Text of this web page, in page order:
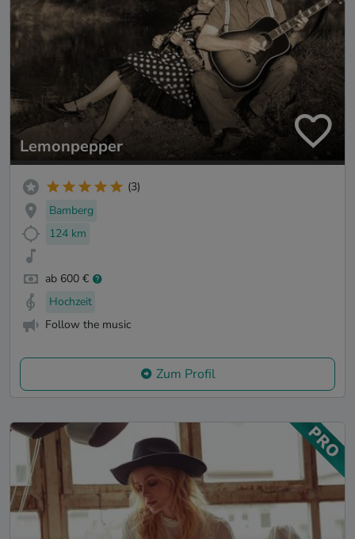
Lemonpepper
(3)
Bamberg
124 km
ab 600 €
Hochzeit
Follow the music
Zum Profil